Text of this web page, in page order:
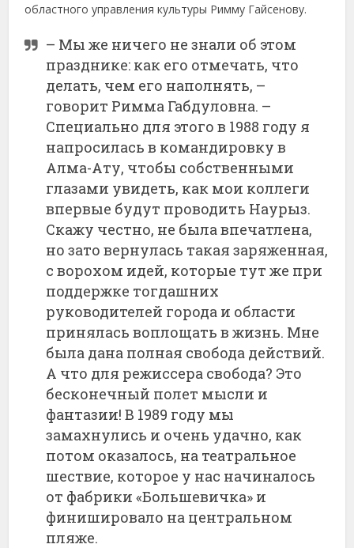
областного управления культуры Римму Гайсенову.
– Мы же ничего не знали об этом
празднике: как его отмечать, что
делать, чем его наполнять, –
говорит Римма Габдуловна. –
Специально для этого в 1988 году я
напросилась в командировку в
Алма-Ату, чтобы собственными
глазами увидеть, как мои коллеги
впервые будут проводить Наурыз.
Скажу честно, не была впечатлена,
но зато вернулась такая заряженная,
с ворохом идей, которые тут же при
поддержке тогдашних
руководителей города и области
принялась воплощать в жизнь. Мне
была дана полная свобода действий.
А что для режиссера свобода? Это
бесконечный полет мысли и
фантазии! В 1989 году мы
замахнулись и очень удачно, как
потом оказалось, на театральное
шествие, которое у нас начиналось
от фабрики «Большевичка» и
финишировало на центральном
пляже.